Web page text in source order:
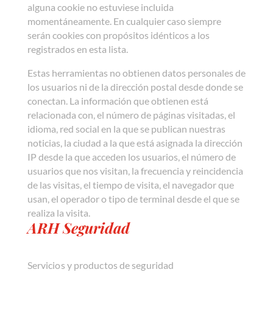
alguna cookie no estuviese incluida
momentáneamente. En cualquier caso siempre
serán cookies con propósitos idénticos a los
registrados en esta lista.
Estas herramientas no obtienen datos personales de
los usuarios ni de la dirección postal desde donde se
conectan. La información que obtienen está
relacionada con, el número de páginas visitadas, el
idioma, red social en la que se publican nuestras
noticias, la ciudad a la que está asignada la dirección
IP desde la que acceden los usuarios, el número de
usuarios que nos visitan, la frecuencia y reincidencia
de las visitas, el tiempo de visita, el navegador que
usan, el operador o tipo de terminal desde el que se
realiza la visita.
ARH Seguridad
Servicios y productos de seguridad